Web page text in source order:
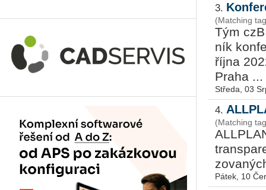
3.
(Matching
Tým
ník
října
Praha ...
Středa, 03
4.
(Matching
Pátek, 10